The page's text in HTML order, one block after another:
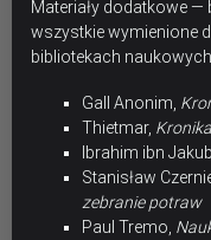
Materiały dodatkowe —
wszystkie wymienione
bibliotekach
Gall Anonim,
Thietmar,
Ibrahim ibn Jakub,
Stanisław
zebranie potraw
Paul Tremo,